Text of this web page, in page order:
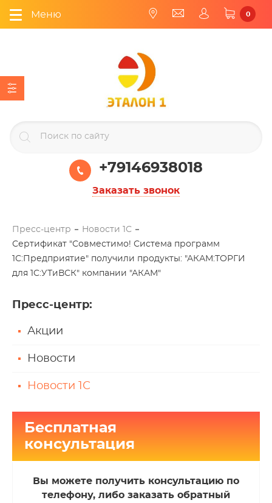
Меню 0
+79146938018
Заказать звонок
Пресс-центр
Новости 1С
Сертификат "Совместимо! Система программ
1С:Предприятие" получили продукты: "АКАМ:ТОРГИ
для 1C:УТиВСК" компании "АКАМ"
Пресс-центр:
Акции
Новости
Новости 1С
Бесплатная
консультация
Вы можете получить консультацию по
телефону, либо заказать обратный